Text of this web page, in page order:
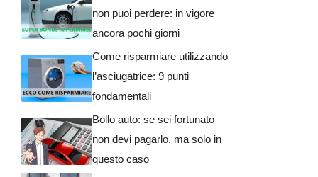
non puoi perdere: in vigore
ancora pochi giorni
Come risparmiare utilizzando
l’asciugatrice: 9 punti
fondamentali
Bollo auto: se sei fortunato
non devi pagarlo, ma solo in
questo caso